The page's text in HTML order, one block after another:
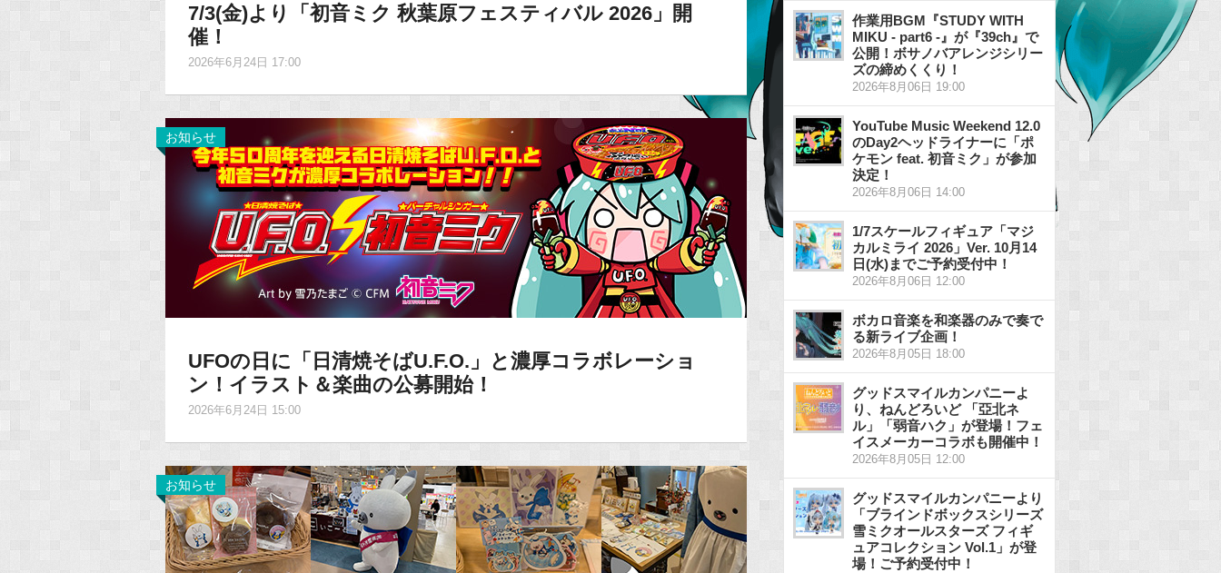
7/3(金)より「初音ミク 秋葉原フェスティバル 2026」開
催！
2026年6月24日 17:00
お知らせ
UFOの日に「日清焼そばU.F.O.」と濃厚コラボレーショ
ン！イラスト＆楽曲の公募開始！
2026年6月24日 15:00
お知らせ
作業用BGM『STUDY WITH
MIKU - part6 -』が『39ch』で
公開！ボサノバアレンジシリー
ズの締めくくり！
2026年8月06日 19:00
YouTube Music Weekend 12.0
のDay2ヘッドライナーに「ポ
ケモン feat. 初音ミク」が参加
決定！
2026年8月06日 14:00
1/7スケールフィギュア「マジ
カルミライ 2026」Ver. 10月14
日(水)までご予約受付中！
2026年8月06日 12:00
ボカロ音楽を和楽器のみで奏で
る新ライブ企画！
2026年8月05日 18:00
グッドスマイルカンパニーよ
り、ねんどろいど 「亞北ネ
ル」「弱音ハク」が登場！フェ
イスメーカーコラボも開催中！
2026年8月05日 12:00
グッドスマイルカンパニーより
「ブラインドボックスシリーズ
雪ミクオールスターズ フィギ
ュアコレクション Vol.1」が登
場！ご予約受付中！